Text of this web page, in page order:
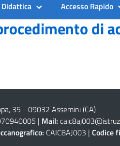
Didattica Accesso Rapido
di
35 - 09032 Assemini (CA)
| Mail:
CAIC8AJ003 | Codice